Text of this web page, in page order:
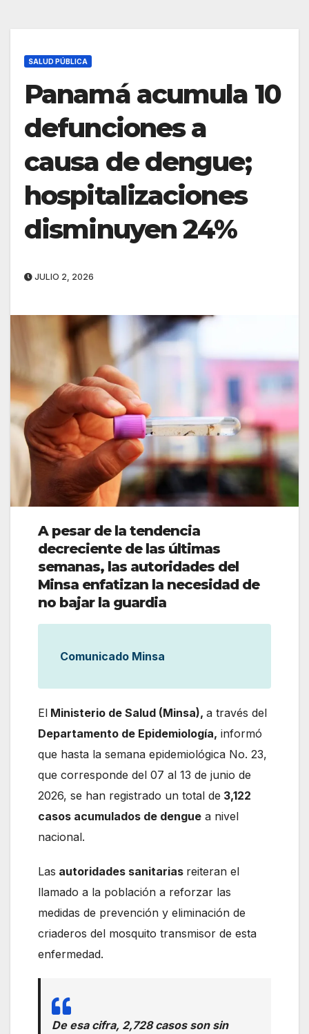
SALUD PÚBLICA
Panamá acumula 10
defunciones a
causa de dengue;
hospitalizaciones
disminuyen 24%
JULIO 2, 2026
A pesar de la tendencia
decreciente de las últimas
semanas, las autoridades del
Minsa enfatizan la necesidad de
no bajar la guardia
Comunicado Minsa
El Ministerio de Salud (Minsa), a través del
Departamento de Epidemiología, informó
que hasta la semana epidemiológica No. 23,
que corresponde del 07 al 13 de junio de
2026, se han registrado un total de 3,122
casos acumulados de dengue a nivel
nacional.
Las autoridades sanitarias reiteran el
llamado a la población a reforzar las
medidas de prevención y eliminación de
criaderos del mosquito transmisor de esta
enfermedad.
De esa cifra, 2,728 casos son sin